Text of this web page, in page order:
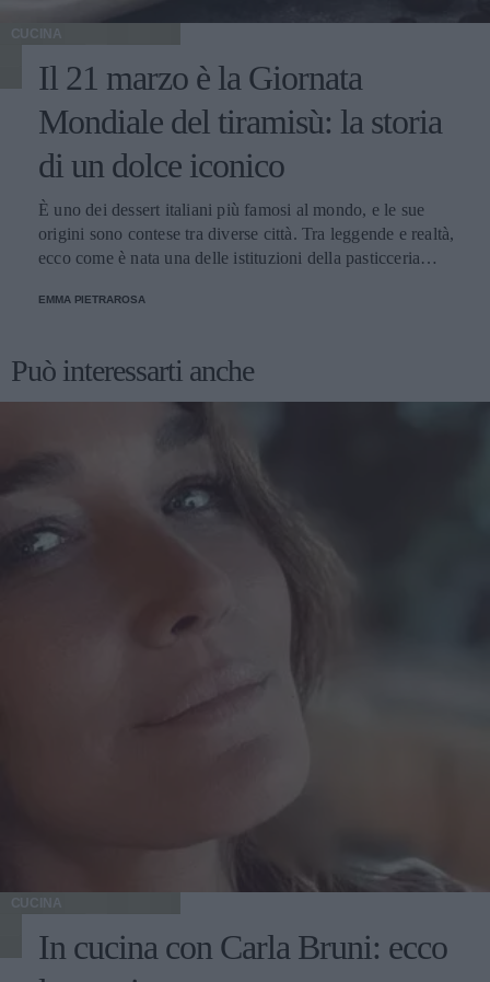
CUCINA
Il 21 marzo è la Giornata
Mondiale del tiramisù: la storia
di un dolce iconico
È uno dei dessert italiani più famosi al mondo, e le sue
origini sono contese tra diverse città. Tra leggende e realtà,
ecco come è nata una delle istituzioni della pasticceria
EMMA PIETRAROSA
Può interessarti anche
CUCINA
In cucina con Carla Bruni: ecco